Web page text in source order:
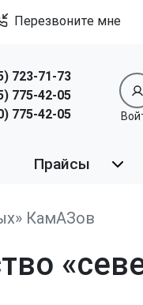
Перезвоните мне
723-71-73
775-42-05
775-42-05
Прайсы
КамАЗов